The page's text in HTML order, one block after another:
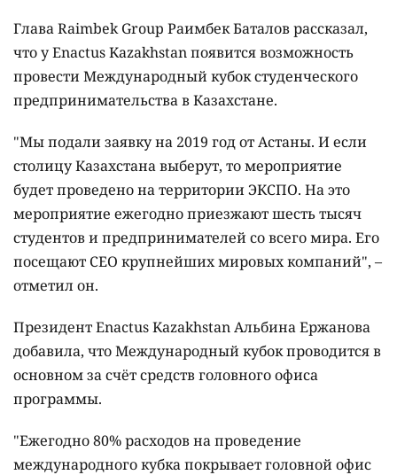
Глава Raimbek Group Раимбек Баталов рассказал,
что у Enactus Kazakhstan появится возможность
провести Международный кубок студенческого
предпринимательства в Казахстане.
"Мы подали заявку на 2019 год от Астаны. И если
столицу Казахстана выберут, то мероприятие
будет проведено на территории ЭКСПО. На это
мероприятие ежегодно приезжают шесть тысяч
студентов и предпринимателей со всего мира. Его
посещают СЕО крупнейших мировых компаний", –
отметил он.
Президент Enactus Kazakhstan Альбина Ержанова
добавила, что Международный кубок проводится в
основном за счёт средств головного офиса
программы.
"Ежегодно 80% расходов на проведение
международного кубка покрывает головной офис